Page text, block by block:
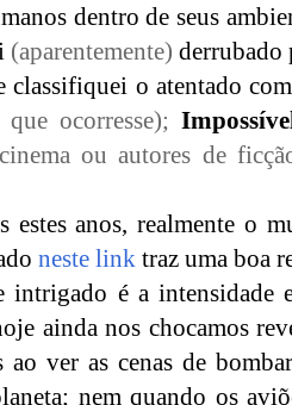
dentro de seus
(aparentemente) derrubado
classifiquei o atentado
ocorresse);
ou autores de
estes anos, realmente o
neste link traz uma boa
intrigado é a intensidade
ainda nos chocamos
ao ver as cenas de
nem quando os